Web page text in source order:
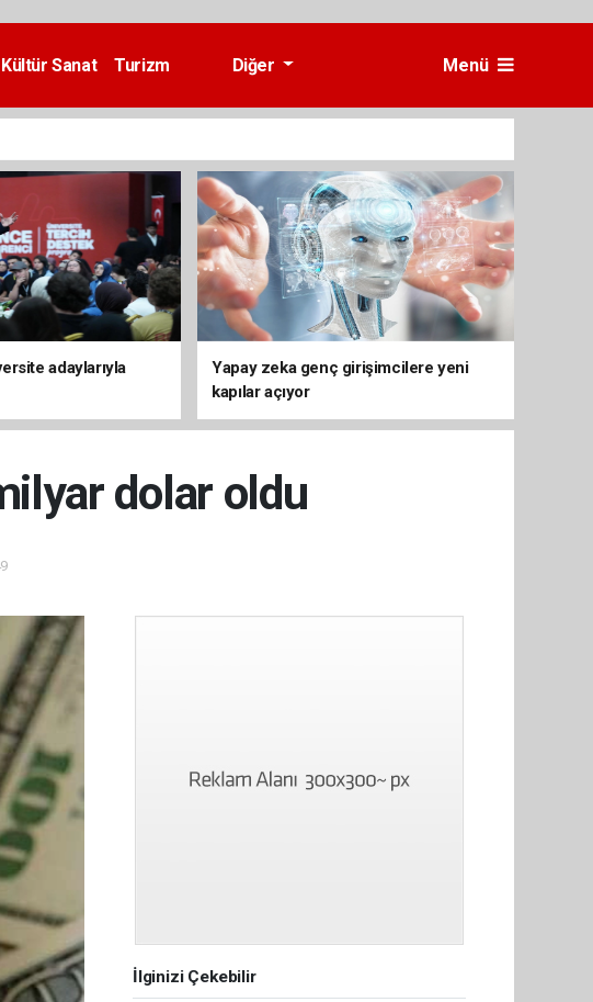
Kültür Sanat
Turizm
Diğer Menü
adaylarıyla
Yapay zeka genç girişimcilere yeni
kapılar açıyor
dolar oldu
İlginizi Çekebilir